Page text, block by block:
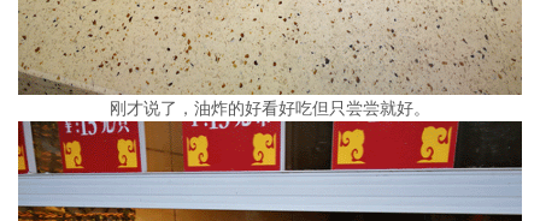
刚才说了，油炸的好看好吃但只尝尝就好。